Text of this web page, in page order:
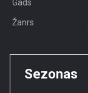
Gads
Žanrs
Sezonas